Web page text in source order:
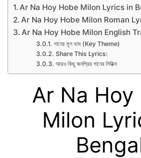
Ar Na Hoy Hobe Milon Lyrics in
Ar Na Hoy Hobe Milon Roman
Ar Na Hoy Hobe Milon English
গানের মূল ভাব (Key Theme)
Share This Lyrics:
আরও কিছু জনপ্রিয় গানের লিরিক্স
Ar Na Hoy
Milon